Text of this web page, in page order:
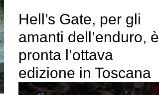
Hell’s Gate, per gli
amanti dell’enduro, è
pronta l’ottava
edizione in Toscana